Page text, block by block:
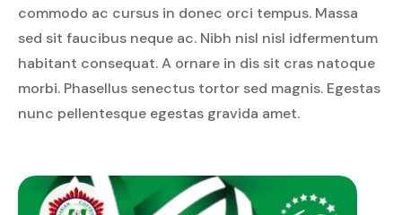
commodo ac cursus in donec orci tempus. Massa
sed sit faucibus neque ac. Nibh nisl nisl idfermentum
habitant consequat. A ornare in dis sit cras natoque
morbi. Phasellus senectus tortor sed magnis. Egestas
nunc pellentesque egestas gravida amet.